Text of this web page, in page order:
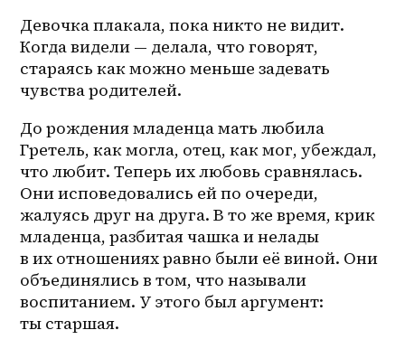
Девочка плакала, пока никто не видит.
Когда видели — делала, что говорят,
стараясь как можно меньше задевать
чувства родителей.
До рождения младенца мать любила
Гретель, как могла, отец, как мог, убеждал,
что любит. Теперь их любовь сравнялась.
Они исповедовались ей по очереди,
жалуясь друг на друга. В то же время, крик
младенца, разбитая чашка и нелады
в их отношениях равно были её виной. Они
объединялись в том, что называли
воспитанием. У этого был аргумент:
ты старшая.